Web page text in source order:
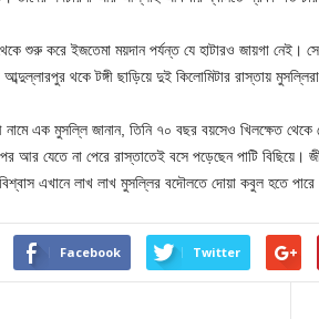
শুরু করে ইজতেমা ময়দান পর্যন্ত যে হাটারও জায়গা নেই।
থকে টঙ্গী ছাড়িয়ে দুই কিলোমিটার রাস্তায়
এক মুসল্লি জানান, তিনি ৭০ বছর বয়সেও খিলক্ষেত থেকে
আর যেতে না পেরে রাস্তাতেই বসে পড়েছেন পাটি বিছিয়ে।
এখানে লাখ লাখ মুসল্লির বদৌলতে দোয়া কবুল হতে
Facebook Twitter